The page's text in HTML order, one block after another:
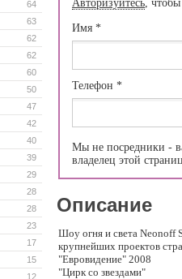
64
63
62
62
60
50
47
42
40
39
29
28
28
23
17
15
12
Авторизуйтесь,
Имя *
Телефон *
Мы не посредники -
владелец этой
Описание
Шоу огня и света Neonoff
крупнейших проектов
"Евровидение" 2008
"Цирк со звездами"